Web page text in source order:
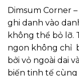
Dimsum Corner
ghi danh vào
không thể bỏ lỡ.
ngon không chỉ
bởi vỏ ngoài dai
biến tinh tế